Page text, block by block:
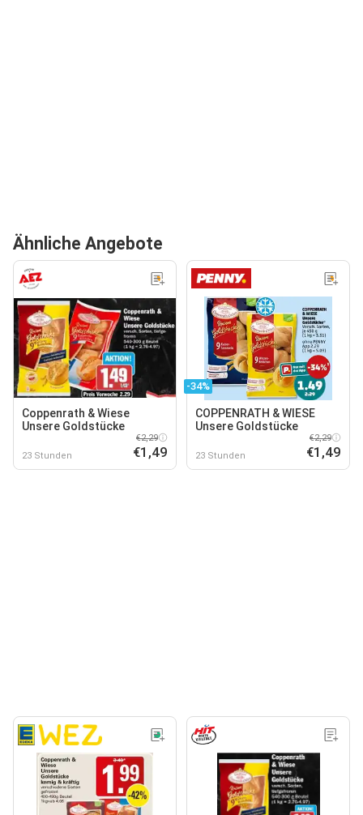
Ähnliche Angebote
Coppenrath & Wiese
Unsere Goldstücke
23 Stunden
€2,29
€1,49
-34%
COPPENRATH & WIESE
Unsere Goldstücke
23 Stunden
€2,29
€1,49